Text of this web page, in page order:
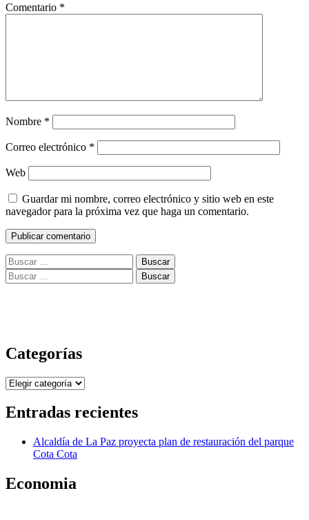
Comentario *
Nombre *
Correo electrónico *
Web
Guardar mi nombre, correo electrónico y sitio web en este
navegador para la próxima vez que haga un comentario.
Buscar:
Buscar:
Categorías
Categorías
Entradas recientes
Alcaldía de La Paz proyecta plan de restauración del parque
Cota Cota
Economia